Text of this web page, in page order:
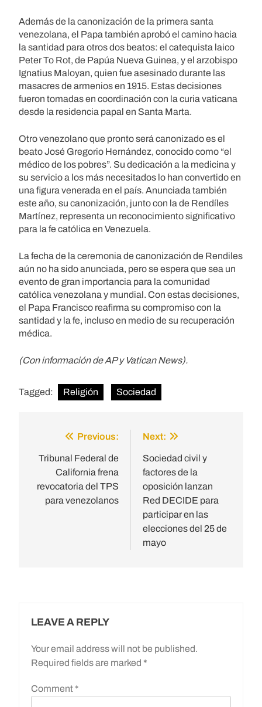
Además de la canonización de la primera santa
venezolana, el Papa también aprobó el camino hacia
la santidad para otros dos beatos: el catequista laico
Peter To Rot, de Papúa Nueva Guinea, y el arzobispo
Ignatius Maloyan, quien fue asesinado durante las
masacres de armenios en 1915. Estas decisiones
fueron tomadas en coordinación con la curia vaticana
desde la residencia papal en Santa Marta.
Otro venezolano que pronto será canonizado es el
beato José Gregorio Hernández, conocido como “el
médico de los pobres”. Su dedicación a la medicina y
su servicio a los más necesitados lo han convertido en
una figura venerada en el país. Anunciada también
este año, su canonización, junto con la de Rendíles
Martínez, representa un reconocimiento significativo
para la fe católica en Venezuela.
La fecha de la ceremonia de canonización de Rendiles
aún no ha sido anunciada, pero se espera que sea un
evento de gran importancia para la comunidad
católica venezolana y mundial. Con estas decisiones,
el Papa Francisco reafirma su compromiso con la
santidad y la fe, incluso en medio de su recuperación
médica.
(Con información de AP y Vatican News).
Tagged: Religión Sociedad
navigation
Previous:
Tribunal Federal de
California frena
revocatoria del TPS
para venezolanos
Next:
Sociedad civil y
factores de la
oposición lanzan
Red DECIDE para
participar en las
elecciones del 25 de
mayo
LEAVE A REPLY
Your email address will not be published.
Required fields are marked *
Comment *